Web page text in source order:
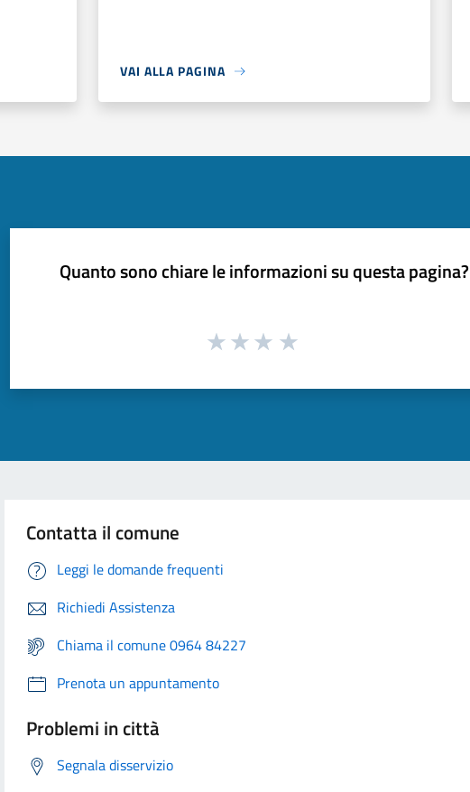
VAI ALLA PAGINA
Quanto sono chiare le informazioni su questa pagina?
Contatta il comune
Leggi le domande frequenti
Richiedi Assistenza
Chiama il comune 0964 84227
Prenota un appuntamento
Problemi in città
Segnala disservizio